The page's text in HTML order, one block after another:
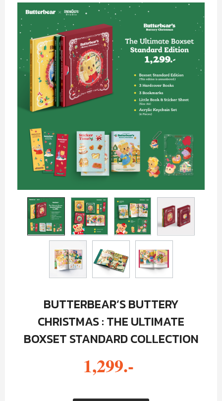
BUTTERBEAR’S BUTTERY
CHRISTMAS : THE ULTIMATE
BOXSET STANDARD COLLECTION
1,299.-